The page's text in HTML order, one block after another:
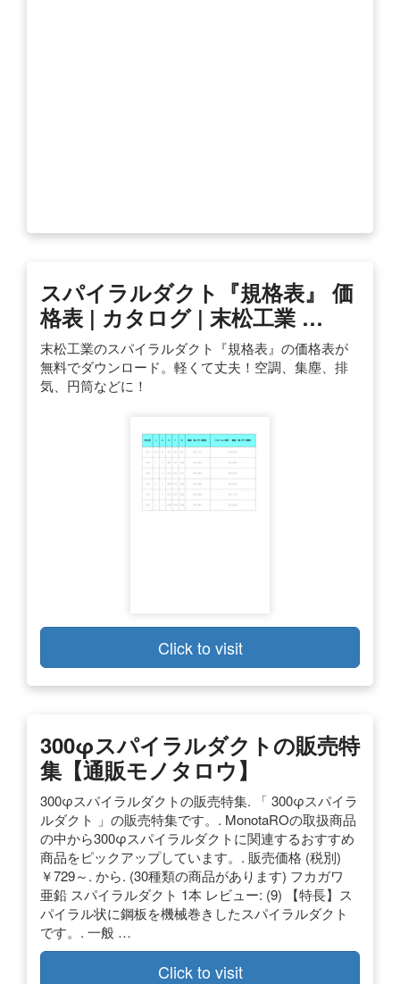
スパイラルダクト『規格表』 価
格表 | カタログ | 末松工業 …
末松工業のスパイラルダクト『規格表』の価格表が
無料でダウンロード。軽くて丈夫！空調、集塵、排
気、円筒などに！
Click to visit
300φスパイラルダクトの販売特
集【通販モノタロウ】
300φスパイラルダクトの販売特集. 「 300φスパイラ
ルダクト 」の販売特集です。. MonotaROの取扱商品
の中から300φスパイラルダクトに関連するおすすめ
商品をピックアップしています。. 販売価格 (税別)
￥729～. から. (30種類の商品があります) フカガワ
亜鉛 スパイラルダクト 1本 レビュー: (9) 【特長】ス
パイラル状に鋼板を機械巻きしたスパイラルダクト
です。. 一般 …
Click to visit